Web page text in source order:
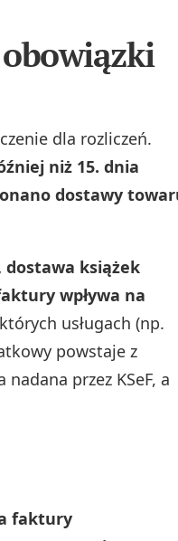
dla rozliczeń.
niż 15. dnia
dostawy
dostawa książek
wpływa na
usługach (np.
powstaje z
przez KSeF, a
faktury